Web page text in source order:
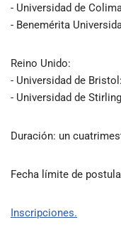
- Universidad de
- Benemérita
Reino Unido:
- Universidad de
- Universidad de Stirling
Duración: un
Fecha límite de
Inscripciones.